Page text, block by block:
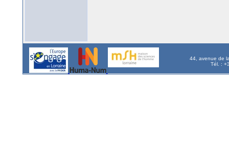
44, avenue de
Tél. :